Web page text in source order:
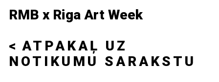
ATPAKAĻ UZ
NOTIKUMU SARAKSTU
RMB x Riga Art Week